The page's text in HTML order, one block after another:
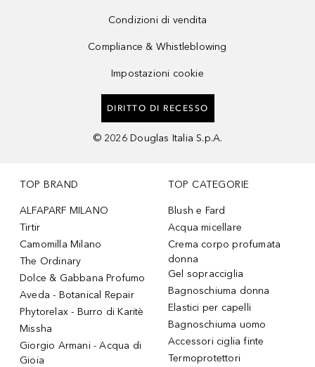
Condizioni di vendita
Compliance & Whistleblowing
Impostazioni cookie
DIRITTO DI RECESSO
© 2026 Douglas Italia S.p.A.
TOP BRAND
ALFAPARF MILANO
Tirtir
Camomilla Milano
The Ordinary
Dolce & Gabbana Profumo
Aveda - Botanical Repair
Phytorelax - Burro di Karitè
Missha
Giorgio Armani - Acqua di
Gioia
TOP CATEGORIE
Blush e Fard
Acqua micellare
Crema corpo profumata
donna
Gel sopracciglia
Bagnoschiuma donna
Elastici per capelli
Bagnoschiuma uomo
Accessori ciglia finte
Termoprotettori